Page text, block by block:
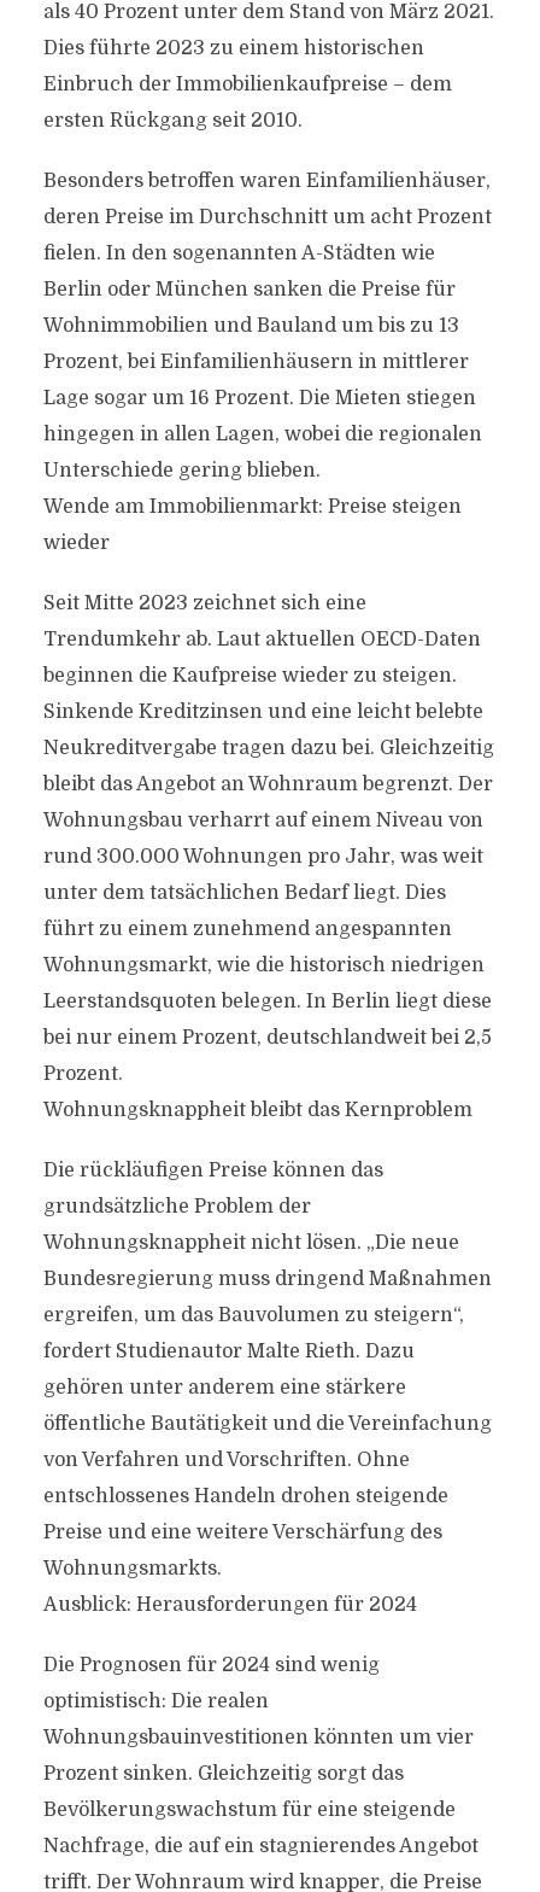
als 40 Prozent unter dem Stand von März 2021.
Dies führte 2023 zu einem historischen
Einbruch der Immobilienkaufpreise – dem
ersten Rückgang seit 2010.
Besonders betroffen waren Einfamilienhäuser,
deren Preise im Durchschnitt um acht Prozent
fielen. In den sogenannten A-Städten wie
Berlin oder München sanken die Preise für
Wohnimmobilien und Bauland um bis zu 13
Prozent, bei Einfamilienhäusern in mittlerer
Lage sogar um 16 Prozent. Die Mieten stiegen
hingegen in allen Lagen, wobei die regionalen
Unterschiede gering blieben.
Wende am Immobilienmarkt: Preise steigen
wieder
Seit Mitte 2023 zeichnet sich eine
Trendumkehr ab. Laut aktuellen OECD-Daten
beginnen die Kaufpreise wieder zu steigen.
Sinkende Kreditzinsen und eine leicht belebte
Neukreditvergabe tragen dazu bei. Gleichzeitig
bleibt das Angebot an Wohnraum begrenzt. Der
Wohnungsbau verharrt auf einem Niveau von
rund 300.000 Wohnungen pro Jahr, was weit
unter dem tatsächlichen Bedarf liegt. Dies
führt zu einem zunehmend angespannten
Wohnungsmarkt, wie die historisch niedrigen
Leerstandsquoten belegen. In Berlin liegt diese
bei nur einem Prozent, deutschlandweit bei 2,5
Prozent.
Wohnungsknappheit bleibt das Kernproblem
Die rückläufigen Preise können das
grundsätzliche Problem der
Wohnungsknappheit nicht lösen. „Die neue
Bundesregierung muss dringend Maßnahmen
ergreifen, um das Bauvolumen zu steigern“,
fordert Studienautor Malte Rieth. Dazu
gehören unter anderem eine stärkere
öffentliche Bautätigkeit und die Vereinfachung
von Verfahren und Vorschriften. Ohne
entschlossenes Handeln drohen steigende
Preise und eine weitere Verschärfung des
Wohnungsmarkts.
Ausblick: Herausforderungen für 2024
Die Prognosen für 2024 sind wenig
optimistisch: Die realen
Wohnungsbauinvestitionen könnten um vier
Prozent sinken. Gleichzeitig sorgt das
Bevölkerungswachstum für eine steigende
Nachfrage, die auf ein stagnierendes Angebot
trifft. Der Wohnraum wird knapper, die Preise